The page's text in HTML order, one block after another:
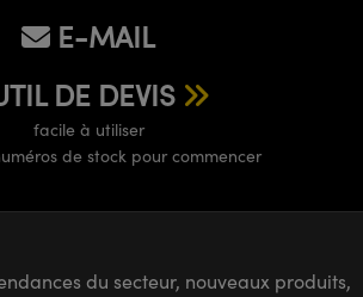
E-MAIL
DE DEVIS
facile à utiliser
de stock pour commencer
du secteur, nouveaux produits,